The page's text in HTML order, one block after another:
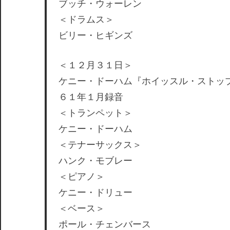
ブッチ・ウォーレン
＜ドラムス＞
ビリー・ヒギンズ
＜１２月３１日＞
ケニー・ドーハム『ホイッスル・ストッ
６１年１月録音
＜トランペット＞
ケニー・ドーハム
＜テナーサックス＞
ハンク・モブレー
＜ピアノ＞
ケニー・ドリュー
＜ベース＞
ポール・チェンバース